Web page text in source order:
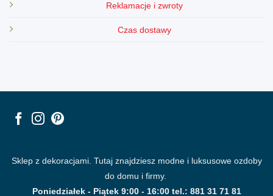
Reklamacje i zwroty
Czas dostawy
Sklep z dekoracjami. Tutaj znajdziesz modne i luksusowe ozdoby
do domu i firmy.
Poniedziałek - Piątek 9:00 - 16:00 tel.: 881 31 71 81